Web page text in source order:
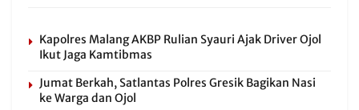
Kapolres Malang AKBP Rulian Syauri Ajak Driver Ojol
Ikut Jaga Kamtibmas
Jumat Berkah, Satlantas Polres Gresik Bagikan Nasi
ke Warga dan Ojol